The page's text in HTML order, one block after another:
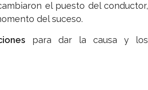
el puesto del conductor,
del suceso.
para dar la causa y los